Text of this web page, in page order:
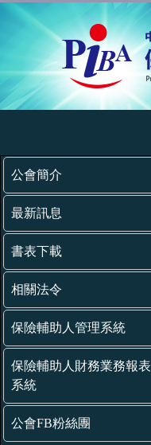
公會簡介
最新訊息
書表下載
相關法令
保險輔助人管理系統
保險輔助人財務業務報表
系統
公會FB粉絲團